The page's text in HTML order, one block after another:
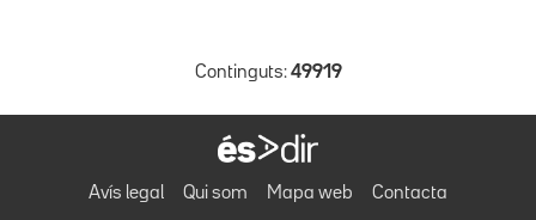
Continguts: 49919
Avís legal Qui som Mapa web Contacta